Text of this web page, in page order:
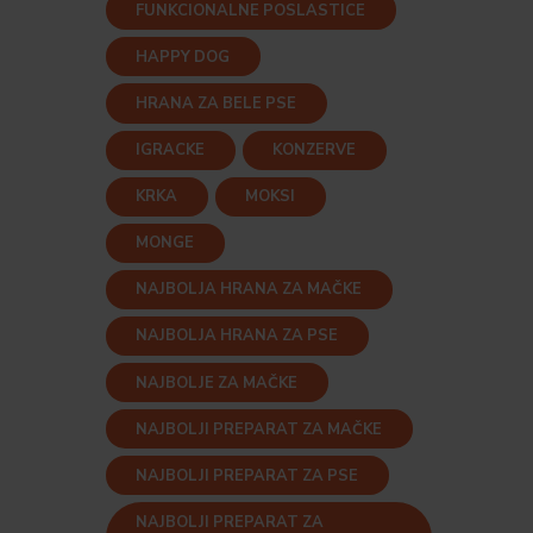
FUNKCIONALNE POSLASTICE
HAPPY DOG
HRANA ZA BELE PSE
IGRACKE KONZERVE
KRKA MOKSI
MONGE
NAJBOLJA HRANA ZA MAČKE
NAJBOLJA HRANA ZA PSE
NAJBOLJE ZA MAČKE
NAJBOLJI PREPARAT ZA MAČKE
NAJBOLJI PREPARAT ZA PSE
NAJBOLJI PREPARAT ZA